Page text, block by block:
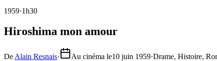
1959·1h30
Hiroshima mon amour
De Alain Resnais· Au cinéma le10 juin 1959·Drame, Histoire,